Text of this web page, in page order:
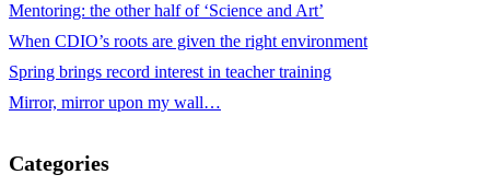
Mentoring: the other half of ‘Science and Art’
When CDIO’s roots are given the right environment
Spring brings record interest in teacher training
Mirror, mirror upon my wall…
Categories